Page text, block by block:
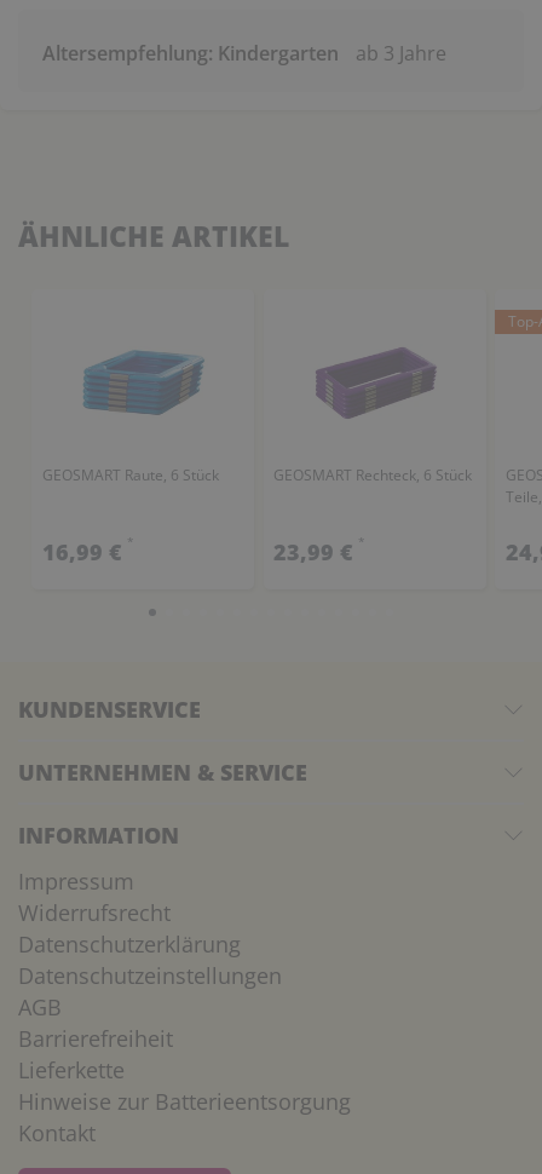
Altersempfehlung: Kindergarten ab 3 Jahre
ÄHNLICHE ARTIKEL
GEOSMART Raute, 6 Stück
16,99 € *
GEOSMART Rechteck, 6 Stück
23,99 € *
KUNDENSERVICE
UNTERNEHMEN & SERVICE
INFORMATION
Impressum
Widerrufsrecht
Datenschutzerklärung
Datenschutzeinstellungen
AGB
Barrierefreiheit
Lieferkette
Hinweise zur Batterieentsorgung
Kontakt